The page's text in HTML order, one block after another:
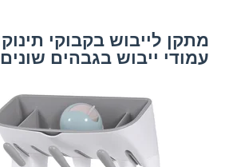
עמודי ייבוש בגבהים שונים